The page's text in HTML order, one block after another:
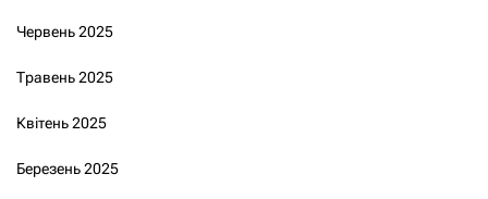
Червень 2025
Травень 2025
Квітень 2025
Березень 2025